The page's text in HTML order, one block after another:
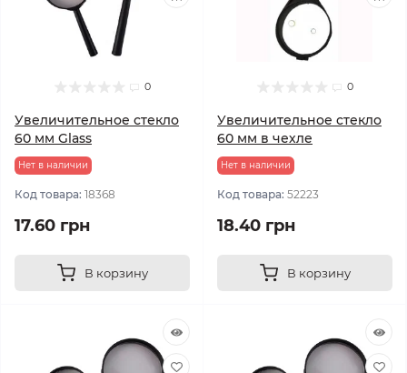
0
Увеличительное стекло
60 мм Glass
Нет в наличии
Код товара: 18368
17.60 грн
В корзину
0
Увеличительное стекло
60 мм в чехле
Нет в наличии
Код товара: 52223
18.40 грн
В корзину